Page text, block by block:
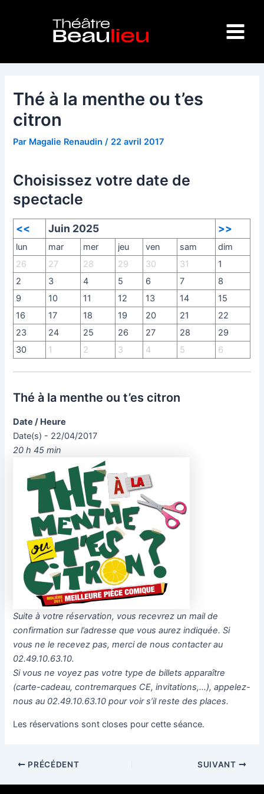
Menu
Thé à la menthe ou t’es
citron
Par Magalie Renaudin/ 22 avril 2017
Choisissez votre date de
spectacle
<< Juin 2025 >>
lun mar mer jeu ven sam
dim
26
27 28 29 30 31
1
2
3 4 5 6 7
8
9
10 11 12 13 14
15
16
17 18 19 20 21
22
23
24 25 26 27 28
29
30
1 2 3 4 5 6
Thé à la menthe ou t’es citron
Date / Heure
Date(s) - 22/04/2017
20 h 45 min
Suite à votre réservation, vous recevrez un mail de
confirmation sur l’adresse que vous aurez indiquée. Si
vous ne le recevez pas, merci de nous contacter au
02.49.10.63.10.
Si vous ne voyez pas votre type de billets apparaître
(carte-cadeau, contremarques CE, invitations,…), appelez-
nous au 02.49.10.63.10 pour voir s’il reste des places.
Les réservations sont closes pour cette séance.
PRÉCÉDENT SUIVANT